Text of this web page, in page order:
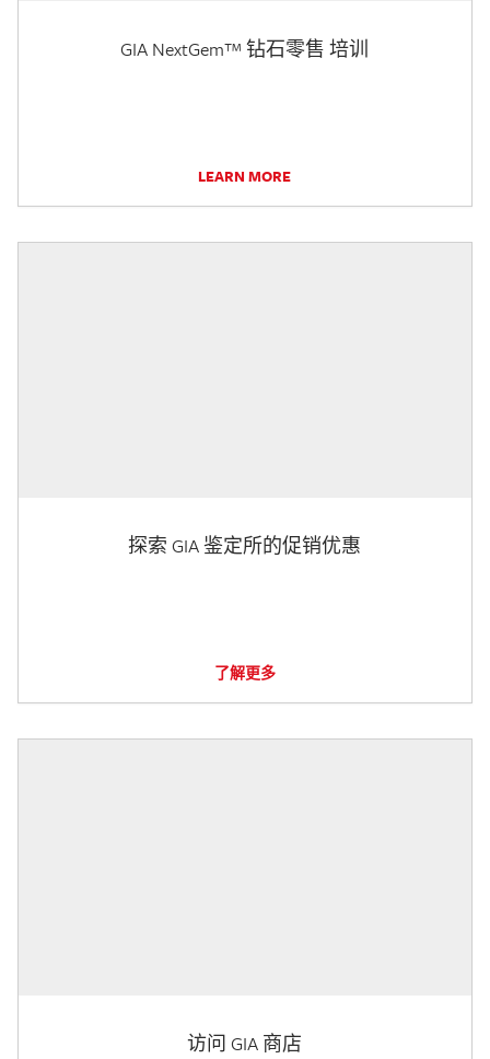
GIA NextGem™ 钻石零售 培训
LEARN MORE
探索 GIA 鉴定所的促销优惠
了解更多
访问 GIA 商店